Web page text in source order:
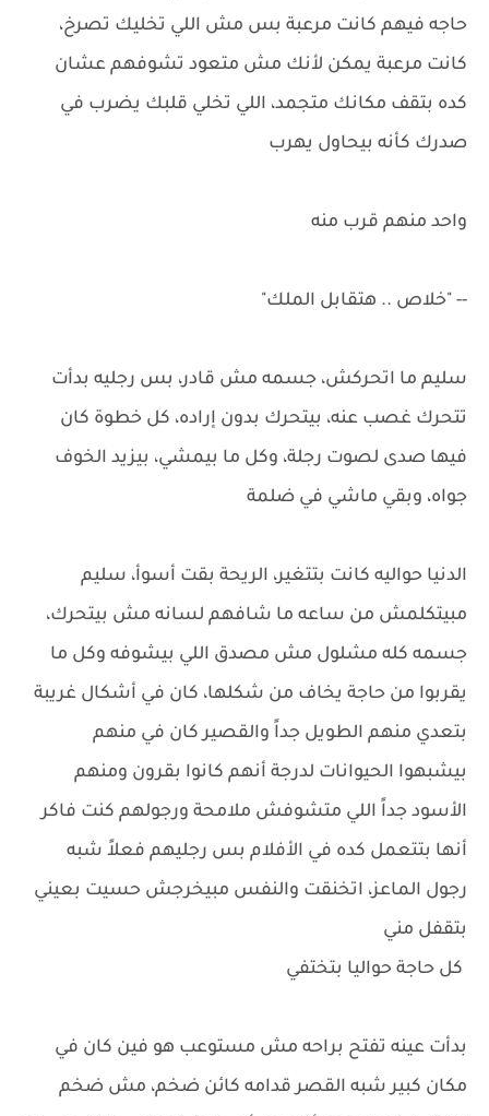
حاجه فيهم كانت مرعبة بس مش اللي تخليك تصرخ،
كانت مرعبة يمكن لأنك مش متعود تشوفهم عشان
كده بتقف مكانك متجمد، اللي تخلي قلبك يضرب في
صدرك كأنه بيحاول يهرب
واحد منهم قرب منه
-- "خلاص .. هتقابل الملك"
سليم ما اتحركش، جسمه مش قادر، بس رجليه بدأت
تتحرك غصب عنه، بيتحرك بدون إراده، كل خطوة كان
فيها صدى لصوت رجلة، وكل ما بيمشي، بيزيد الخوف
جواه، وبقي ماشي في ضلمة
الدنيا حواليه كانت بتتغير، الريحة بقت أسوأ، سليم
مبيتكلمش من ساعه ما شافهم لسانه مش بيتحرك،
جسمه كله مشلول مش مصدق اللي بيشوفه وكل ما
يقربوا من حاجة يخاف من شكلها، كان في أشكال غريبة
بتعدي منهم الطويل جداً والقصير كان في منهم
بيشبهوا الحيوانات لدرجة أنهم كانوا بقرون ومنهم
الأسود جداً اللي متشوفش ملامحة ورجولهم كنت فاكر
أنها بتتعمل كده في الأفلام بس رجليهم فعلاً شبه
رجول الماعز، اتخنقت والنفس مبيخرجش حسيت بعيني
بتقفل مني
كل حاجة حواليا بتختفي
بدأت عينه تفتح براحه مش مستوعب هو فين كان في
مكان كبير شبه القصر قدامه كائن ضخم، مش ضخم